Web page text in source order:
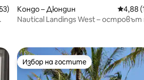
4,97 от 5, 153 отзива
Кондо – Дюндин
4,88
Nautical Landings West – островът
Избор на гостите
Избор на гостите